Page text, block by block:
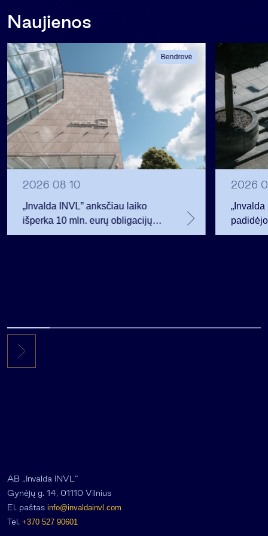
Naujienos
Bendrovė
2026 08 10
„Invalda INVL” anksčiau laiko
išperka 10 mln. eurų obligacijų
emisiją
2026
AB „Invalda INVL“
Gynėjų g. 14, 01110 Vilnius
El. paštas info@invaldainvl.com
Tel. +370 527 90601